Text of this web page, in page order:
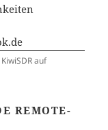
auf
REMOTE-